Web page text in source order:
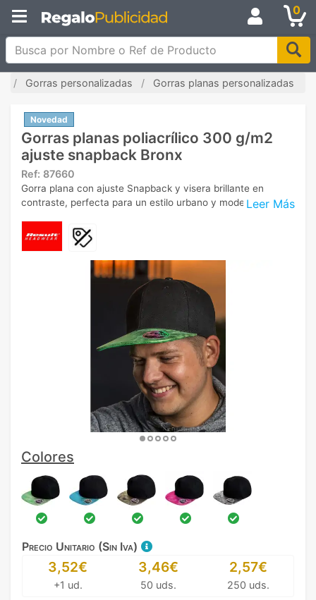
0
Busca por Nombre o Ref de Producto
Gorras personalizadas Gorras planas personalizadas
Novedad
Gorras planas poliacrílico 300 g/m2
ajuste snapback Bronx
Ref: 87660
Leer Más
Gorra plana con ajuste Snapback y visera brillante en
contraste, perfecta para un estilo urbano y moderno.
Colores
Precio Unitario (Sin Iva)
3,52€
+1 ud.
3,46€
50 uds.
2,57€
250 uds.